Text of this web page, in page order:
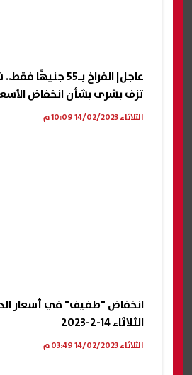
عاجل| الفراخ بـ55
تزف بشرى بشأن انخفاض
الثلاثاء 14/02/2023 10:09 م
انخفاض "طفيف" في أسعار
الثلاثاء 14-2-2023
الثلاثاء 14/02/2023 03:49 م